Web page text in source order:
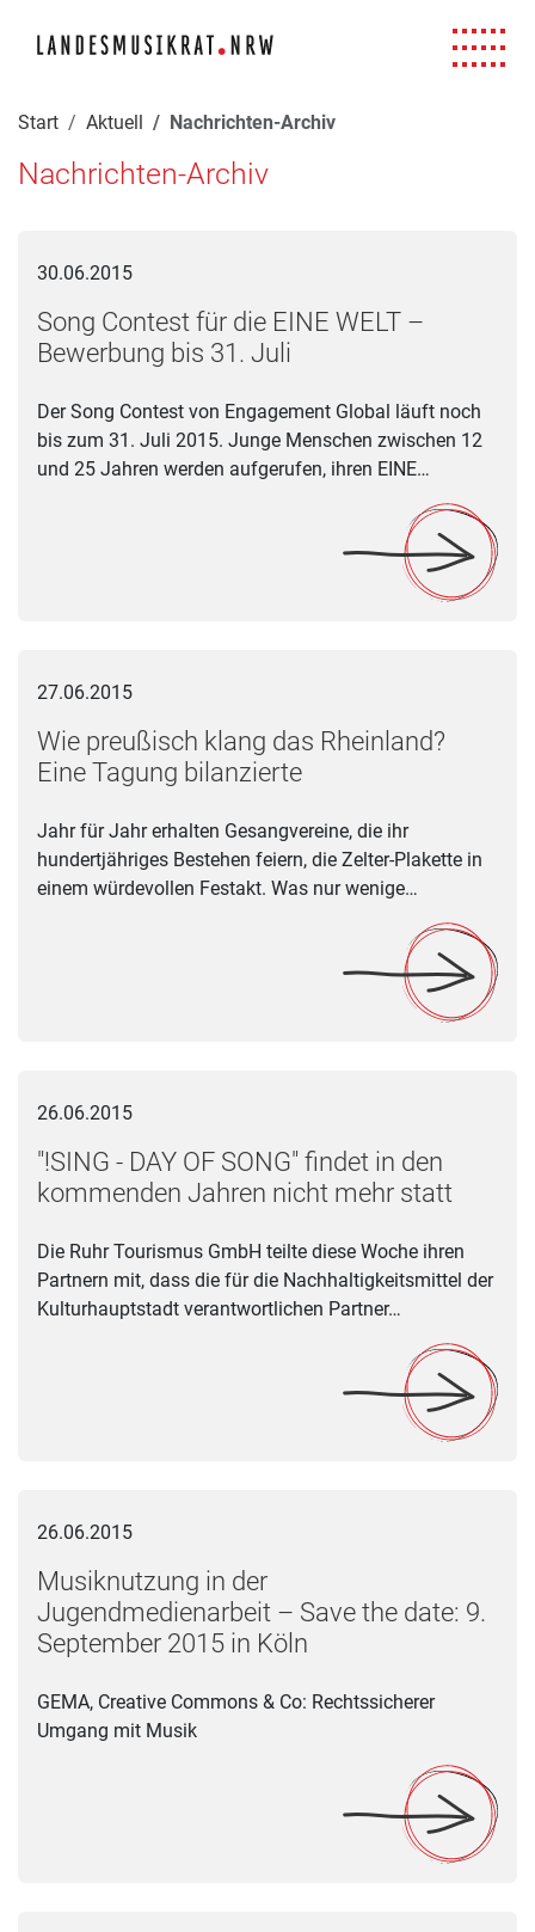
Start Aktuell Nachrichten-Archiv
Nachrichten-Archiv
30.06.2015
Song Contest für die EINE WELT –
Bewerbung bis 31. Juli
Der Song Contest von Engagement Global läuft noch
bis zum 31. Juli 2015. Junge Menschen zwischen 12
und 25 Jahren werden aufgerufen, ihren EINE…
27.06.2015
Wie preußisch klang das Rheinland?
Eine Tagung bilanzierte
Jahr für Jahr erhalten Gesangvereine, die ihr
hundertjähriges Bestehen feiern, die Zelter-Plakette in
einem würdevollen Festakt. Was nur wenige…
26.06.2015
"!SING - DAY OF SONG" findet in den
kommenden Jahren nicht mehr statt
Die Ruhr Tourismus GmbH teilte diese Woche ihren
Partnern mit, dass die für die Nachhaltigkeitsmittel der
Kulturhauptstadt verantwortlichen Partner…
26.06.2015
Musiknutzung in der
Jugendmedienarbeit – Save the date: 9.
September 2015 in Köln
GEMA, Creative Commons & Co: Rechtssicherer
Umgang mit Musik